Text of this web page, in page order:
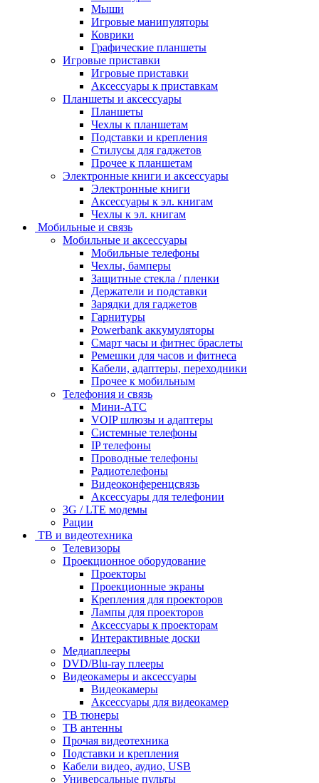
Мыши
Игровые манипуляторы
Коврики
Графические планшеты
Игровые приставки
Игровые приставки
Аксессуары к приставкам
Планшеты и аксессуары
Планшеты
Чехлы к планшетам
Подставки и крепления
Стилусы для гаджетов
Прочее к планшетам
Электронные книги и аксессуары
Электронные книги
Аксессуары к эл. книгам
Чехлы к эл. книгам
Мобильные и связь
Мобильные и аксессуары
Мобильные телефоны
Чехлы, бамперы
Защитные стекла / пленки
Держатели и подставки
Зарядки для гаджетов
Гарнитуры
Powerbank аккумуляторы
Смарт часы и фитнес браслеты
Ремешки для часов и фитнеса
Кабели, адаптеры, переходники
Прочее к мобильным
Телефония и связь
Мини-АТС
VOIP шлюзы и адаптеры
Системные телефоны
IP телефоны
Проводные телефоны
Радиотелефоны
Видеоконференцсвязь
Аксессуары для телефонии
3G / LTE модемы
Рации
ТВ и видеотехника
Телевизоры
Проекционное оборудование
Проекторы
Проекционные экраны
Крепления для проекторов
Лампы для проекторов
Аксессуары к проекторам
Интерактивные доски
Медиаплееры
DVD/Blu-ray плееры
Видеокамеры и аксессуары
Видеокамеры
Аксессуары для видеокамер
ТВ тюнеры
ТВ антенны
Прочая видеотехника
Подставки и крепления
Кабели видео, аудио, USB
Универсальные пульты